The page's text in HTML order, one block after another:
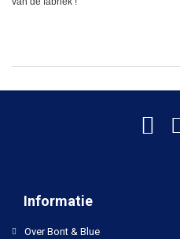
Informatie
Over Bont & Blue